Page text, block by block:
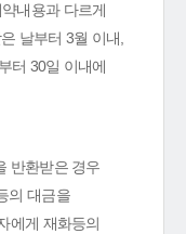
내용과 다르게
날부터 3월 이내,
터 30일 이내에
반환받은 경우
의 대금을
에게 재화등의